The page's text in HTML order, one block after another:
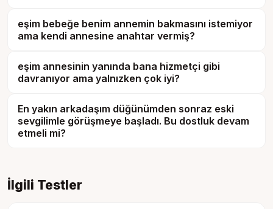
eşim bebeğe benim annemin bakmasını istemiyor
ama kendi annesine anahtar vermiş?
eşim annesinin yanında bana hizmetçi gibi
davranıyor ama yalnızken çok iyi?
En yakın arkadaşım düğünümden sonraz eski
sevgilimle görüşmeye başladı. Bu dostluk devam
etmeli mi?
İlgili Testler